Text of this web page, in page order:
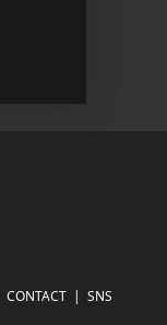
CONTACT SNS